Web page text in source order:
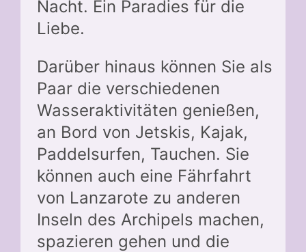
Nacht. Ein Paradies für die
Liebe.
Darüber hinaus können Sie als
Paar die verschiedenen
Wasseraktivitäten genießen,
an Bord von Jetskis, Kajak,
Paddelsurfen, Tauchen. Sie
können auch eine Fährfahrt
von Lanzarote zu anderen
Inseln des Archipels machen,
spazieren gehen und die